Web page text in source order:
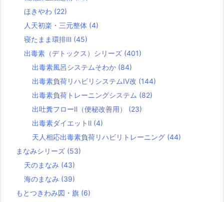
ほきやわ (22)
人天初楽・三元整体 (4)
寝たまま環排Ⅲ (45)
出毒素（デトックス）シリーズ (401)
出毒素風呂システムそわか (84)
出毒素負荷リハビリシステムⅣ改 (144)
出毒素負荷トレーニングシステム (82)
出吐糞フローⅡ（便秘改善用） (23)
出毒素ダイエットⅡ (4)
天人相応出毒素負荷リハビリトレーニング (44)
まなみシリーズ (53)
天のまなみ (43)
海のまなみ (39)
もとつきわみ図・旗 (6)